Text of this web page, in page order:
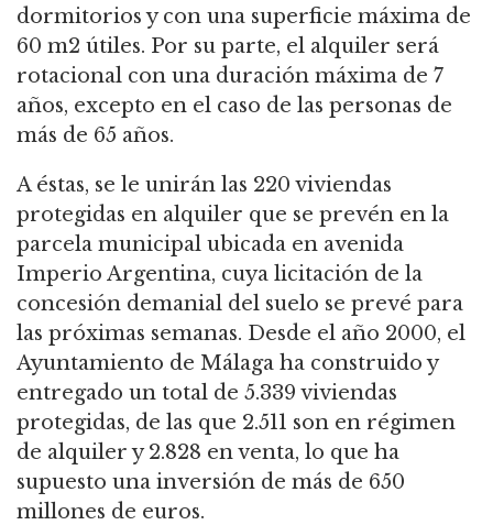
dormitorios y con una superficie máxima de
60 m2 útiles. Por su parte, el alquiler será
rotacional con una duración máxima de 7
años, excepto en el caso de las personas de
más de 65 años.
A éstas, se le unirán las 220 viviendas
protegidas en alquiler que se prevén en la
parcela municipal ubicada en avenida
Imperio Argentina, cuya licitación de la
concesión demanial del suelo se prevé para
las próximas semanas. Desde el año 2000, el
Ayuntamiento de Málaga ha construido y
entregado un total de 5.339 viviendas
protegidas, de las que 2.511 son en régimen
de alquiler y 2.828 en venta, lo que ha
supuesto una inversión de más de 650
millones de euros.